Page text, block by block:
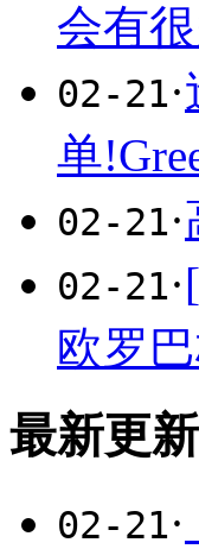
会有
02-21·
单
02-21·
02-21·
欧罗
最新更新
02-21·